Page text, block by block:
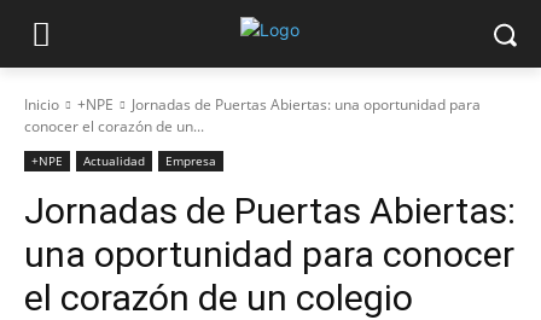
Inicio +NPE
Jornadas de Puertas Abiertas: una oportunidad para
conocer el corazón de un...
+NPE Actualidad Empresa
Jornadas de Puertas Abiertas:
una oportunidad para conocer
el corazón de un colegio